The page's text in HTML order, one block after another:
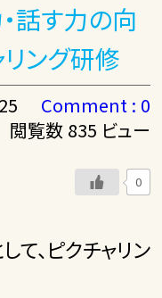
・話す力の向
ング研修
Comment : 0
閲覧数 835 ビュー
0
て、ピクチャリン